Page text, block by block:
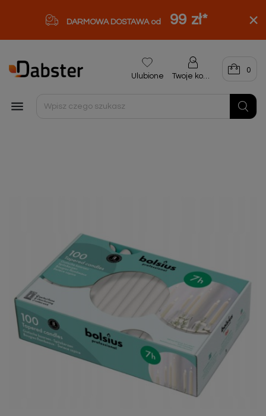
DARMOWA DOSTAWA od 99 zł*

Ulubione Twoje konto
0